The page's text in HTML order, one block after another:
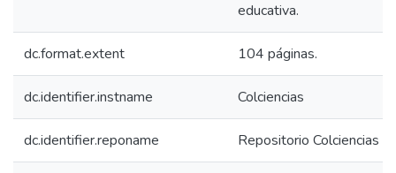
educativa.
dc.format.extent 104 páginas.
dc.identifier.instname Colciencias
dc.identifier.reponame Repositorio Colciencias